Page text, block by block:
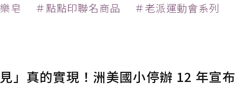
皂 ＃點點印聯名商品 ＃老派運動會系列
」真的實現！洲美國小停辦 12 年宣